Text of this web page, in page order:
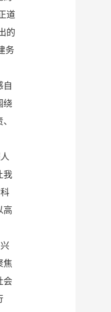
道
的
务
绕
我
高
焦
会